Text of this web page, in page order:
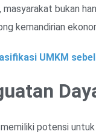
masyarakat bukan
kemandirian
UMKM
potensi